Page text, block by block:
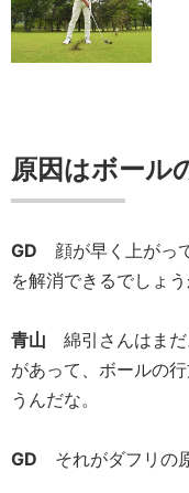
原因はボール
GD 顔が早く上がっ
を解消できるでしょ
青山 綿引さんはま
があって、ボールの
うんだな。
GD それがダフリの